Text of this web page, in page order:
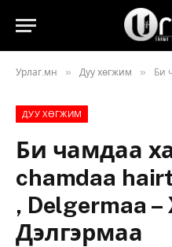
Урлаг.мн » Дуу хөгжим » Би
ДУУ ХӨГЖИМ
Би чамдаа
chamdaa
, Delgermaa
Дэлгэрмаа